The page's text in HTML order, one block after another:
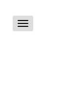
Toggle